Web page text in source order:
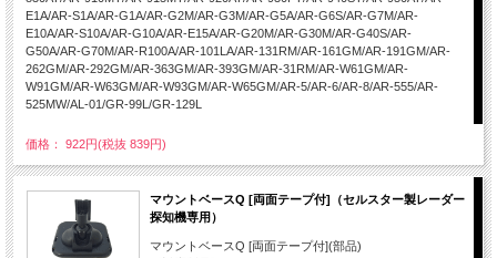
E1A/AR-S1A/AR-G1A/AR-G2M/AR-G3M/AR-G5A/AR-G6S/AR-G7M/AR-
E10A/AR-S10A/AR-G10A/AR-E15A/AR-G20M/AR-G30M/AR-G40S/AR-
G50A/AR-G70M/AR-R100A/AR-101LA/AR-131RM/AR-161GM/AR-191GM/AR-
262GM/AR-292GM/AR-363GM/AR-393GM/AR-31RM/AR-W61GM/AR-
W91GM/AR-W63GM/AR-W93GM/AR-W65GM/AR-5/AR-6/AR-8/AR-555/AR-
525MW/AL-01/GR-99L/GR-129L
価格： 922円(税抜 839円)
マウントベースQ [両面テープ付]（セルスター製レーダー
探知機専用）
マウントベースQ [両面テープ付](部品)